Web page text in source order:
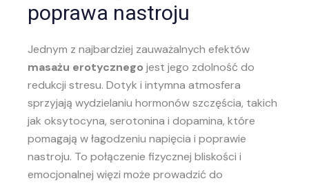
poprawa nastroju
Jednym z najbardziej zauważalnych efektów
masażu erotycznego jest jego zdolność do
redukcji stresu. Dotyk i intymna atmosfera
sprzyjają wydzielaniu hormonów szczęścia, takich
jak oksytocyna, serotonina i dopamina, które
pomagają w łagodzeniu napięcia i poprawie
nastroju. To połączenie fizycznej bliskości i
emocjonalnej więzi może prowadzić do